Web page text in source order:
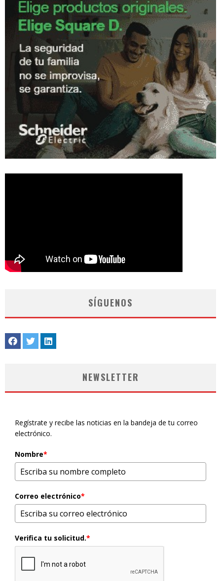
SÍGUENOS
NEWSLETTER
Regístrate y recibe las noticias en la bandeja de tu correo
electrónico.
Nombre*
Correo electrónico*
Verifica tu solicitud.*